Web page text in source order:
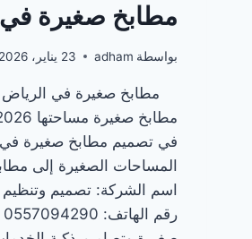
مطابخ صغيرة
بواسطة adham 23 يناير، 2026
مطابخ صغيرة في الرياض
مطابخ صغيرة مساحتها 2026
في تصميم مطابخ صغيرة
المساحات الصغيرة إلى
اسم الشركة: تصميم